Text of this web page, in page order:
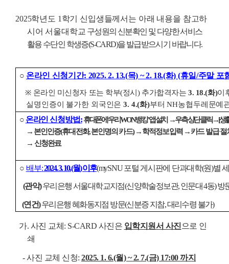
2025학년도 1학기 신입생들께서는 아래 내용을 참고하
시어 서울대학교 구성원의 신분확인 및 다양한 서비스
활용 수단인 학생증(S-CARD)을 발급받으시기 바랍니다.
○ 온라인 신청기간: 2025. 2. 13.(목) ~ 2. 18.(화) (휴일/주말 포
※ 온라인 미신청자 또는 학부(정시) 추가합격자는3. 18.(화)이
실명인증이 불가한 외국인은 3. 4.(화)부터 NH농협두레문예
○ 온라인 신청방법: 휴대폰에 ‘우리WON뱅킹’ 앱 설치 →우측 상단클릭→ [생
→ 본인인증(휴대전화, 본인명의 카드)→ 학적정보 입력 →카드 발급
→ 신청완료
○ 배부:2024. 3. 10.(월) 이후(mySNU 포털 게시판에 단과대학(원)별
(관악)우리은행 서울대학교지점(신양학술정보관, 인문대 4동) 방
(연건)우리은행 혜화동지점 방문(신분증 지참, 대리수령 불가)
가. 사진 교체: S-CARD 사진은 입학지원서 사진 으로 인
쇄
- 사진 교체 신청: 2025. 1. 6.(월) ~ 2. 7.(금) 17:00 까지